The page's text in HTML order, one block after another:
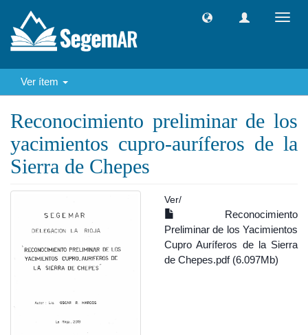
Ver ítem
Reconocimiento preliminar de los
yacimientos cupro-auríferos de la
Sierra de Chepes
Ver/
Reconocimiento
Preliminar de los Yacimientos
Cupro Auríferos de la Sierra
de Chepes.pdf (6.097Mb)